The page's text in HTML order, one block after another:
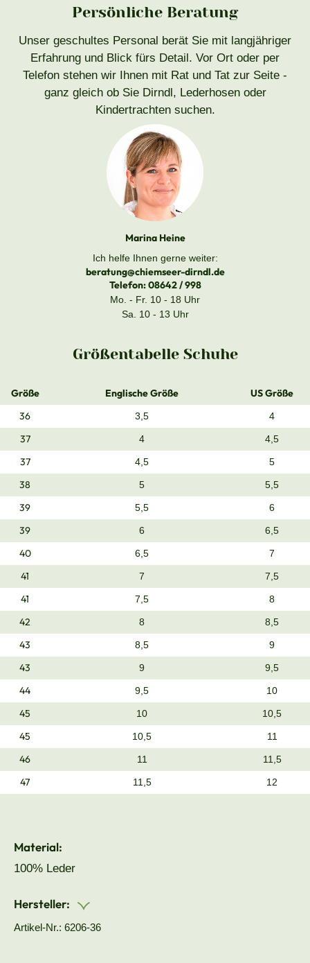
Persönliche Beratung
Unser geschultes Personal berät Sie mit langjähriger
Erfahrung und Blick fürs Detail. Vor Ort oder per
Telefon stehen wir Ihnen mit Rat und Tat zur Seite -
ganz gleich ob Sie Dirndl, Lederhosen oder
Kindertrachten suchen.
Marina Heine
Ich helfe Ihnen gerne weiter:
beratung@chiemseer-dirndl.de
Telefon:08642 / 998
Mo. - Fr. 10 - 18 Uhr
Sa. 10 - 13 Uhr
Größentabelle Schuhe
Größe Englische Größe
US Größe
36
3,5 4
37 4 4,5
37 4,5 5
38 5 5,5
39 5,5 6
39 6 6,5
40 6,5 7
41 7 7,5
41 7,5 8
42 8 8,5
43 8,5 9
43 9 9,5
44 9,5 10
45 10 10,5
45 10,5 11
46 11 11,5
47 11,5 12
Material:
100% Leder
Hersteller:
Artikel-Nr.: 6206-36